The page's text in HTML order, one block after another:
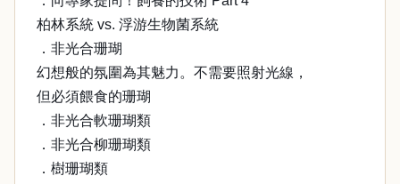
柏林系統 vs. 浮游生物菌系統
．非光合珊瑚
幻想般的氛圍為其魅力。不需要照射光線，
但必須餵食的珊瑚
．非光合軟珊瑚類
．非光合柳珊瑚類
．樹珊瑚類